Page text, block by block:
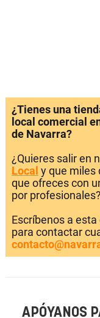
¿Tienes una
local comercial
de Navarra?
¿Quieres salir en
Local y que miles
que ofreces con
por profesionales?
Escríbenos a
para contactar
APÓYANOS